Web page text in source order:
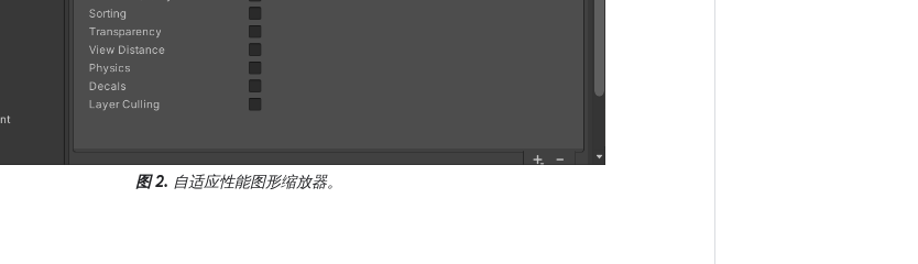
图 2. 自适应性能图形缩放器。